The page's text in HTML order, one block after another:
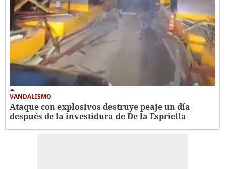
VANDALISMO
Ataque con explosivos destruye peaje un día
después de la investidura de De la Espriella